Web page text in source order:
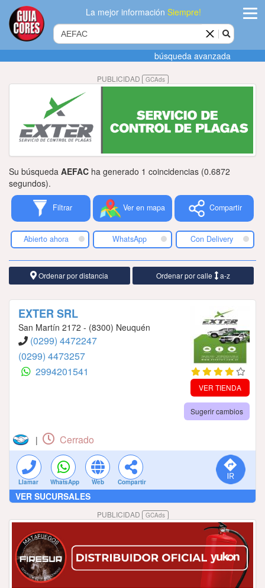
La mejor informaciónSiempre!
Agregar
empresa
datos
Publicidad
Tiendacores
Contactenos
búsqueda avanzada
PUBLICIDAD GCAds
Su búsqueda AEFAC ha generado 1 coincidencias (0.6872
segundos).
Filtrar Ver en mapa Compartir
Abierto ahora WhatsApp Con Delivery
Ordenar por distancia Ordenar por calle a-z
EXTER SRL
San Martín 2172 - (8300) Neuquén
(0299) 4472247
(0299) 4473257
2994201541
VER TIENDA
Sugerir cambios
| Cerrado
Llamar WhatsApp Web Compartir
VER SUCURSALES
PUBLICIDAD GCAds